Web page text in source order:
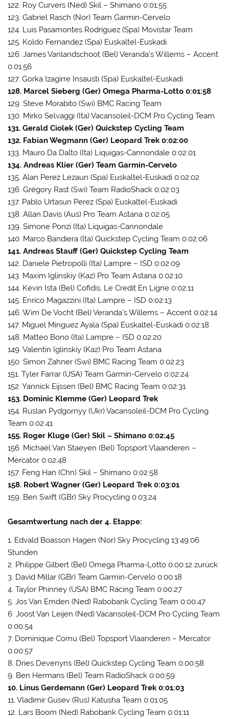
122. Roy Curvers (Ned) Skil – Shimano 0:01:55
123. Gabriel Rasch (Nor) Team Garmin-Cervelo
124. Luis Pasamontes Rodriguez (Spa) Movistar Team
125. Koldo Fernandez (Spa) Euskaltel-Euskadi
126. James Vanlandschoot (Bel) Veranda’s Willems – Accent
0:01:56
127. Gorka Izagirre Insausti (Spa) Euskaltel-Euskadi
128. Marcel Sieberg (Ger) Omega Pharma-Lotto 0:01:58
129. Steve Morabito (Swi) BMC Racing Team
130. Mirko Selvaggi (Ita) Vacansoleil-DCM Pro Cycling Team
131. Gerald Ciolek (Ger) Quickstep Cycling Team
132. Fabian Wegmann (Ger) Leopard Trek 0:02:00
133. Mauro Da Dalto (Ita) Liquigas-Cannondale 0:02:01
134. Andreas Klier (Ger) Team Garmin-Cervelo
135. Alan Perez Lezaun (Spa) Euskaltel-Euskadi 0:02:02
136. Grégory Rast (Swi) Team RadioShack 0:02:03
137. Pablo Urtasun Perez (Spa) Euskaltel-Euskadi
138. Allan Davis (Aus) Pro Team Astana 0:02:05
139. Simone Ponzi (Ita) Liquigas-Cannondale
140. Marco Bandiera (Ita) Quickstep Cycling Team 0:02:06
141. Andreas Stauff (Ger) Quickstep Cycling Team
142. Daniele Pietropolli (Ita) Lampre – ISD 0:02:09
143. Maxim Iglinskiy (Kaz) Pro Team Astana 0:02:10
144. Kevin Ista (Bel) Cofidis, Le Credit En Ligne 0:02:11
145. Enrico Magazzini (Ita) Lampre – ISD 0:02:13
146. Wim De Vocht (Bel) Veranda’s Willems – Accent 0:02:14
147. Miguel Minguez Ayala (Spa) Euskaltel-Euskadi 0:02:18
148. Matteo Bono (Ita) Lampre – ISD 0:02:20
149. Valentin Iglinskiy (Kaz) Pro Team Astana
150. Simon Zahner (Swi) BMC Racing Team 0:02:23
151. Tyler Farrar (USA) Team Garmin-Cervelo 0:02:24
152. Yannick Eijssen (Bel) BMC Racing Team 0:02:31
153. Dominic Klemme (Ger) Leopard Trek
154. Ruslan Pydgornyy (Ukr) Vacansoleil-DCM Pro Cycling
Team 0:02:41
155. Roger Kluge (Ger) Skil – Shimano 0:02:45
156. Michaël Van Staeyen (Bel) Topsport Vlaanderen –
Mercator 0:02:48
157. Feng Han (Chn) Skil – Shimano 0:02:58
158. Robert Wagner (Ger) Leopard Trek 0:03:01
159. Ben Swift (GBr) Sky Procycling 0:03:24
Gesamtwertung nach der 4. Etappe:
1. Edvald Boasson Hagen (Nor) Sky Procycling 13:49:06
Stunden
2. Philippe Gilbert (Bel) Omega Pharma-Lotto 0:00:12 zurück
3. David Millar (GBr) Team Garmin-Cervelo 0:00:18
4. Taylor Phinney (USA) BMC Racing Team 0:00:27
5. Jos Van Emden (Ned) Rabobank Cycling Team 0:00:47
6. Joost Van Leijen (Ned) Vacansoleil-DCM Pro Cycling Team
0:00:54
7. Dominique Cornu (Bel) Topsport Vlaanderen – Mercator
0:00:57
8. Dries Devenyns (Bel) Quickstep Cycling Team 0:00:58
9. Ben Hermans (Bel) Team RadioShack 0:00:59
10. Linus Gerdemann (Ger) Leopard Trek 0:01:03
11. Vladimir Gusev (Rus) Katusha Team 0:01:05
12. Lars Boom (Ned) Rabobank Cycling Team 0:01:11